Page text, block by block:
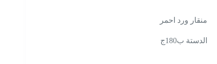
منقار ورد احمر
الدستة ب180ج